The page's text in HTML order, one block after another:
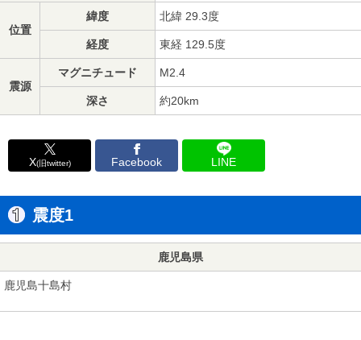
位置
緯度 北緯 29.3度
経度 東経 129.5度
震源
マグニチュード M2.4
深さ 約20km
X(旧twitter) Facebook LINE
震度1
鹿児島県
鹿児島十島村